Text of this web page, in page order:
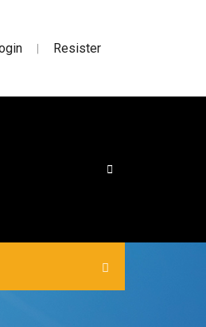
| Resister